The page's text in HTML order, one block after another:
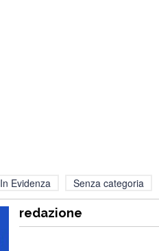
In Evidenza Senza categoria
redazione